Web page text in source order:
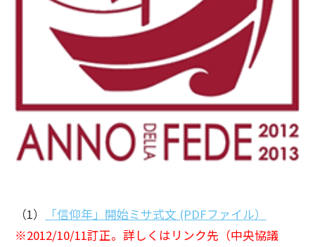
（1）
「信仰年」開始ミサ式文 (PDFファイル）
※2012/10/11訂正。詳しくはリンク先（中央協議